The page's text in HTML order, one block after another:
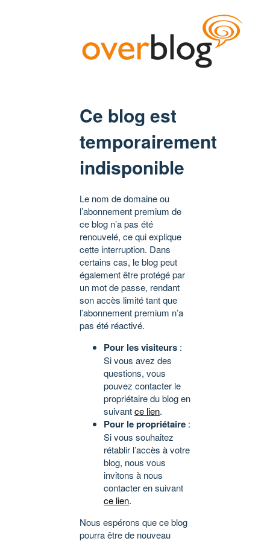
Ce blog est
temporairement
indisponible
Le nom de domaine ou
l’abonnement premium de
ce blog n’a pas été
renouvelé, ce qui explique
cette interruption. Dans
certains cas, le blog peut
également être protégé par
un mot de passe, rendant
son accès limité tant que
l’abonnement premium n’a
pas été réactivé.
Pour les visiteurs :
Si vous avez des
questions, vous
pouvez contacter le
propriétaire du blog en
suivantce lien.
Pour le propriétaire :
Si vous souhaitez
rétablir l’accès à votre
blog, nous vous
invitons à nous
contacter en suivant
ce lien.
Nous espérons que ce blog
pourra être de nouveau